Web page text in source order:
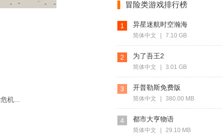
机...
冒险类游戏排行榜
1 异星迷航时空瀚海
简体中文 7.10 GB
2 为了吾王2
简体中文 3.01 GB
3 开普勒斯免费版
简体中文 380.00 MB
4 都市大亨物语
简体中文 29.10 MB